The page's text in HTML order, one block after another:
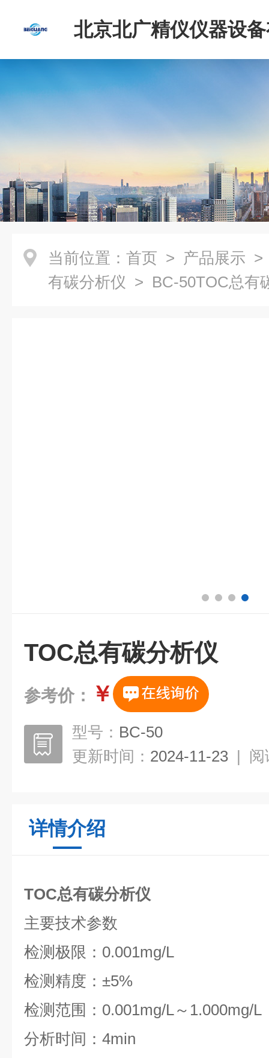
北京北广精仪仪器设
司
当前位置： 首页 > 产品展示
有碳分析仪 > BC-50TOC总有
TOC总有碳分析仪
参考价： ￥
型号： BC-50
更新时间： 2024-11-23 | 阅
详情介绍
TOC总有碳分析仪
主要技术参数
检测极限：0.001mg/L
检测精度：±5%
检测范围：0.001mg/L～1.000mg/L
分析时间：4min